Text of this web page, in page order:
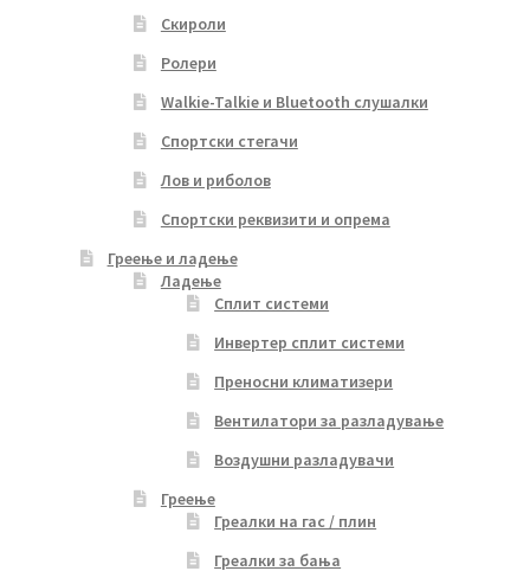
Скироли
Ролери
Walkie-Talkie и Bluetooth слушалки
Спортски стегачи
Лов и риболов
Спортски реквизити и опрема
Греење и ладење
Ладење
Сплит системи
Инвертер сплит системи
Преносни климатизери
Вентилатори за разладување
Воздушни разладувачи
Греење
Греалки на гас / плин
Греалки за бања